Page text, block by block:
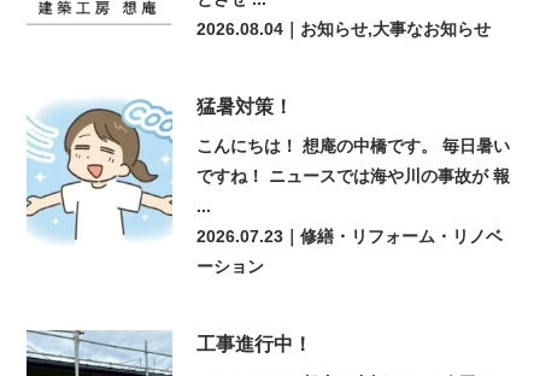
2026.08.04 ｜お知らせ,大事なお知らせ
猛暑対策！
こんにちは！ 想庵の中橋です。 毎日暑い
ですね！ ニュースでは海や川の事故が 報
...
2026.07.23 ｜修繕・リフォーム・リノベ
ーション
工事進行中！